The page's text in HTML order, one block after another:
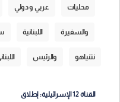
محليات عربي و دولي
والسفيرة اللبنانية
نتنياهو والرئيس
القناة 12 الإسرائيلية: إطلاق